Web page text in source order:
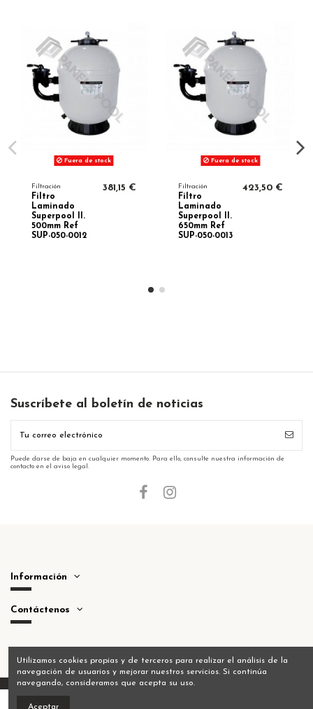
Fuera de stock
Filtración
Filtro
Laminado
Superpool II.
500mm Ref
SUP-050-0012
381,15 €
Fuera de stock
Filtración
Filtro
Laminado
Superpool II.
650mm Ref
SUP-050-0013
423,50 €
Suscríbete al boletín de noticias
Puede darse de baja en cualquier momento. Para ello, consulte nuestra información de
contacto en el aviso legal.
Información
Contáctenos
Utilizamos cookies propias y de terceros para realizar el análisis de la
navegación de usuarios y mejorar nuestros servicios. Si continúa
navegando, consideramos que acepta su uso.
Aceptar